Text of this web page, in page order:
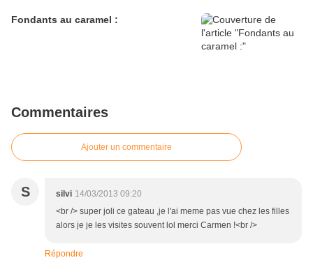
Fondants au caramel :
Commentaires
Ajouter un commentaire
S silvi 14/03/2013 09:20
<br /> super joli ce gateau ,je l'ai meme pas vue chez les filles
alors je je les visites souvent lol merci Carmen !<br />
Répondre